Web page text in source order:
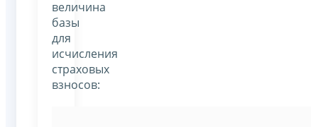
величина
базы
для
исчисления
страховых
взносов: